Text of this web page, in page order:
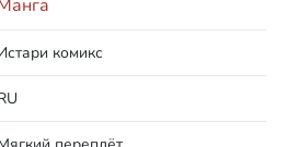
комикс